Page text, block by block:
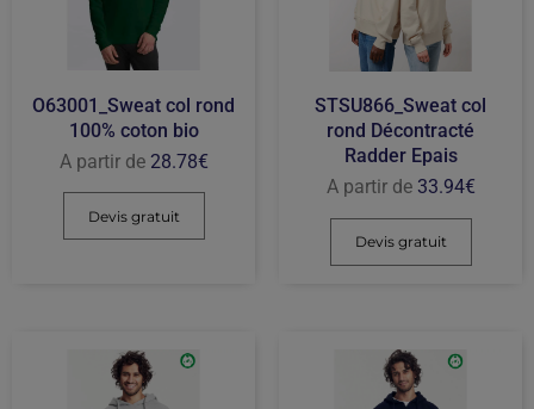
O63001_Sweat col rond
100% coton bio
A partir de 28.78€
Devis gratuit
STSU866_Sweat col
rond Décontracté
Radder Epais
A partir de 33.94€
Devis gratuit